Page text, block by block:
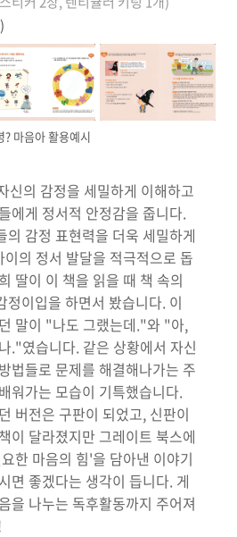
? 마음아 활용예시
신의 감정을 세밀하게 이해하고
에게 정서적 안정감을 줍니다.
의 감정 표현력을 더욱 세밀하게
의 정서 발달을 적극적으로 돕
딸이 이 책을 읽을 때 책 속의
정이입을 하면서 봤습니다. 이
말이 "나도 그랬는데."와 "아,
."였습니다. 같은 상황에서 자신
법들로 문제를 해결해나가는 주
워가는 모습이 기특했습니다.
버전은 구판이 되었고, 신판이
이 달라졌지만 그레이트 북스에
한 마음의 힘'을 담아낸 이야기
면 좋겠다는 생각이 듭니다. 게
을 나누는 독후활동까지 주어져